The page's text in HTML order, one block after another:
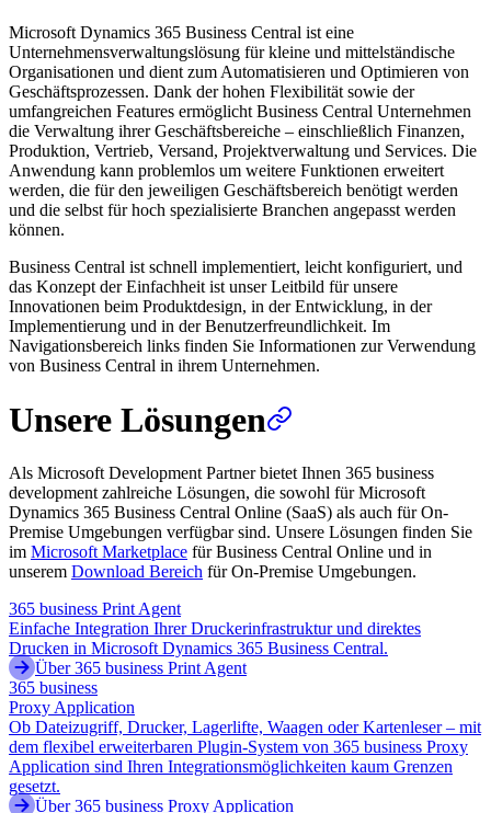
Microsoft Dynamics 365 Business Central ist eine
Unternehmensverwaltungslösung für kleine und mittelständische
Organisationen und dient zum Automatisieren und Optimieren von
Geschäftsprozessen. Dank der hohen Flexibilität sowie der
umfangreichen Features ermöglicht Business Central Unternehmen
die Verwaltung ihrer Geschäftsbereiche – einschließlich Finanzen,
Produktion, Vertrieb, Versand, Projektverwaltung und Services. Die
Anwendung kann problemlos um weitere Funktionen erweitert
werden, die für den jeweiligen Geschäftsbereich benötigt werden
und die selbst für hoch spezialisierte Branchen angepasst werden
können.
Business Central ist schnell implementiert, leicht konfiguriert, und
das Konzept der Einfachheit ist unser Leitbild für unsere
Innovationen beim Produktdesign, in der Entwicklung, in der
Implementierung und in der Benutzerfreundlichkeit. Im
Navigationsbereich links finden Sie Informationen zur Verwendung
von Business Central in ihrem Unternehmen.
Unsere Lösungen
Als Microsoft Development Partner bietet Ihnen 365 business
development zahlreiche Lösungen, die sowohl für Microsoft
Dynamics 365 Business Central Online (SaaS) als auch für On-
Premise Umgebungen verfügbar sind. Unsere Lösungen finden Sie
im Microsoft Marketplace für Business Central Online und in
unserem Download Bereich für On-Premise Umgebungen.
365 business Print Agent
Einfache Integration Ihrer Druckerinfrastruktur und direktes
Drucken in Microsoft Dynamics 365 Business Central.
Über 365 business Print Agent
365 business
Proxy Application
Ob Dateizugriff, Drucker, Lagerlifte, Waagen oder Kartenleser – mit
dem flexibel erweiterbaren Plugin-System von 365 business Proxy
Application sind Ihren Integrationsmöglichkeiten kaum Grenzen
gesetzt.
Über 365 business Proxy Application